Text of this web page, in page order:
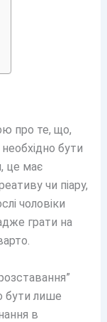
про те, що,
бути
це має
чи піару,
чоловіки
грати на
бути лише
в